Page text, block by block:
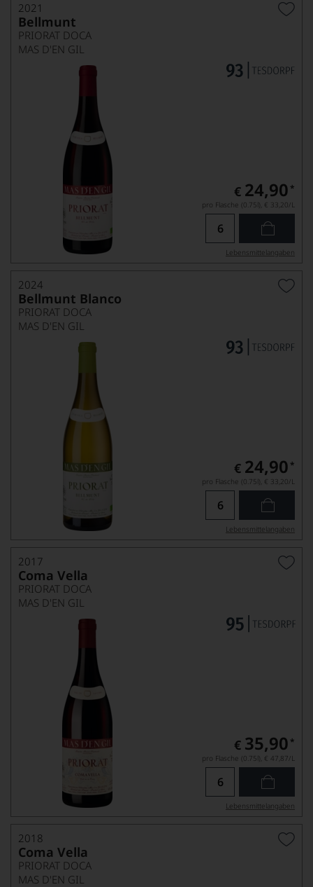
2021
Bellmunt
PRIORAT DOCA
MAS D'EN GIL
€ 24,90 *
pro Flasche (0.75l), € 33,20/L
Lebensmittel­angaben
2024
Bellmunt Blanco
PRIORAT DOCA
MAS D'EN GIL
€ 24,90 *
pro Flasche (0.75l), € 33,20/L
Lebensmittel­angaben
2017
Coma Vella
PRIORAT DOCA
MAS D'EN GIL
€ 35,90 *
pro Flasche (0.75l), € 47,87/L
Lebensmittel­angaben
2018
Coma Vella
PRIORAT DOCA
MAS D'EN GIL